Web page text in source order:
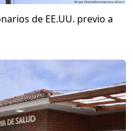
de EE.UU. previo a